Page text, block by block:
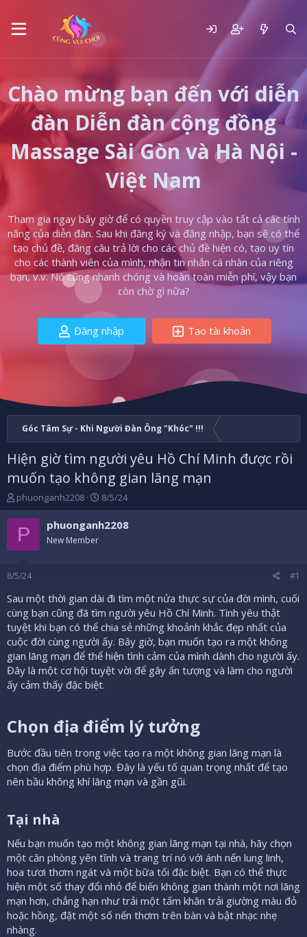
Chào mừng bạn đến với diễn
đàn Diễn đàn cộng đồng
Massage Sài Gòn và Hà Nội -
Việt Nam
Tham gia ngay bây giờ để có quyền truy cập vào tất cả các tính
năng của diễn đàn. Sau khi đăng ký và đăng nhập, bạn sẽ có thể
tạo chủ đề, đăng câu trả lời cho các chủ đề hiện có, tạo uy tín
cho các thành viên của mình, nhận tin nhắn cá nhân của riêng
bạn, v.v. Nó cũng nhanh chóng và hoàn toàn miễn phí, vậy bạn
còn chờ gì nữa?
Đăng nhập Tạo tài khoản
Góc Tâm Sự - Khi Người Đàn Ông "Khóc" !!!
Hiện giờ tìm người yêu Hồ Chí Minh được rồi
muốn tạo không gian lãng mạn
B
ắ
t
đ
phuonganh2208
N
g
à
ầ
8/5/24
P phuonganh2208
New Member
8/5/24 #1
Sau một thời gian dài đi tìm một nửa thực sự của đời mình, cuối
cùng bạn cũng đã tìm người yêu Hồ Chí Minh. Tình yêu thật
tuyệt khi bạn có thể chia sẻ những khoảnh khắc đẹp nhất của
cuộc đời cùng người ấy. Bây giờ, bạn muốn tạo ra một không
gian lãng mạn để thể hiện tình cảm của mình dành cho người ấy.
Đây là một cơ hội tuyệt vời để gây ấn tượng và làm cho người
ấy cảm thấy đặc biệt.
Chọn địa điểm lý tưởng​
Bước đầu tiên trong việc tạo ra một không gian lãng mạn là
chọn địa điểm phù hợp. Đây là yếu tố quan trọng nhất để tạo
nên bầu không khí lãng mạn và gần gũi.
Tại nhà​
Nếu bạn muốn tạo một không gian lãng mạn tại nhà, hãy chọn
một căn phòng yên tĩnh và trang trí nó với ánh nến lung linh,
hoa tươi thơm ngát và một bữa tối đặc biệt. Bạn có thể thực
hiện một số thay đổi nhỏ để biến không gian thành một nơi lãng
mạn hơn, chẳng hạn như trải một tấm khăn trải giường màu đỏ
hoặc hồng, đặt một số nến thơm trên bàn và bật nhạc nhẹ
nhàng.